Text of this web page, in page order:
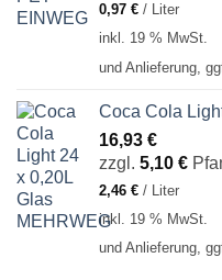
0,97 € / Liter
inkl. 19 % MwSt.
und Anlieferung,
Coca Cola
16,93 €
zzgl. 5,10 €
2,46 € /
Liter
inkl. 19 % MwSt.
und Anlieferung,